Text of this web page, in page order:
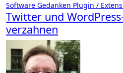
Software Gedanken Plugin /
Twitter und
verzahnen